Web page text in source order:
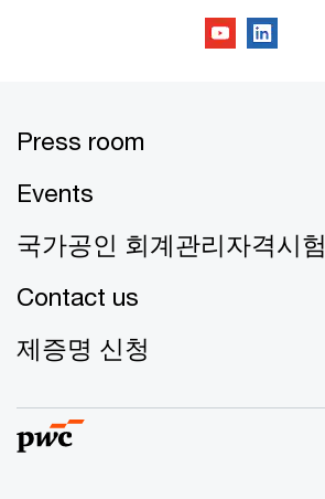
Press room
Events
국가공인 회계관리자격시험
Contact us
제증명 신청